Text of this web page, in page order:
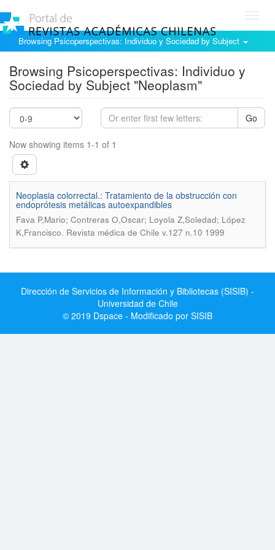
Browsing Psicoperspectivas: Individuo y Sociedad by Subject
Browsing Psicoperspectivas: Individuo y
Sociedad by Subject "Neoplasm"
Go
Now showing items 1-1 of 1
Neoplasia colorrectal.: Tratamiento de la obstrucción con
endoprótesis metálicas autoexpandibles
Fava P,Mario; Contreras O,Oscar; Loyola Z,Soledad; López
K,Francisco. Revista médica de Chile v.127 n.10 1999
Dirección de Servicios de Información y Bibliotecas (SISIB) -
Universidad de Chile
© 2019 Dspace - Modificado por SISIB